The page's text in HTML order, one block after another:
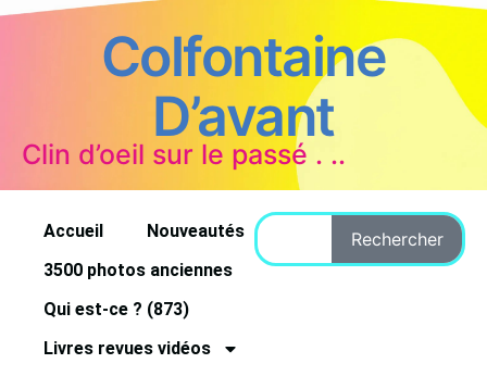
Colfontaine
D’avant
Clin d’oeil sur le passé . ..
Accueil
Nouveautés
3500 photos anciennes
Qui est-ce ? (873)
Livres revues vidéos
Rechercher